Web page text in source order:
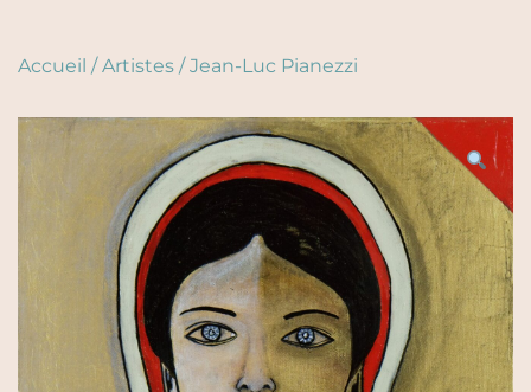
Accueil /Artistes /Jean-Luc Pianezzi